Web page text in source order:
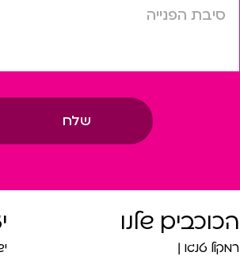
סיבת הפניה
שלח
הכוכבים שלנו
רמקול טנגו